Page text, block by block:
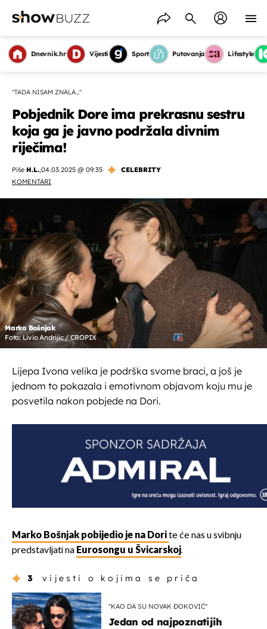
Dnevnik.hr Vijesti Sport Putovanja Lifestyle
''TADA NISAM ZNALA...''
Pobjednik Dore ima prekrasnu sestru
koja ga je javno podržala divnim
riječima!
Piše H.L.,04.03.2025 @ 09:35
CELEBRITY
KOMENTARI
Marko Bošnjak
Foto: Livio Andrijic / CROPIX
Lijepa Ivona velika je podrška svome braci, a još je
jednom to pokazala i emotivnom objavom koju mu je
posvetila nakon pobjede na Dori.
Marko Bošnjak pobijedio je na Dorite će nas u svibnju
predstavljati na Eurosongu u Švicarskoj.
3 vijesti o kojima se priča
"KAO DA SU NOVAK ĐOKOVIĆ"
Jedan od najpoznatijih
OMOGUĆI OBAVIJESTI